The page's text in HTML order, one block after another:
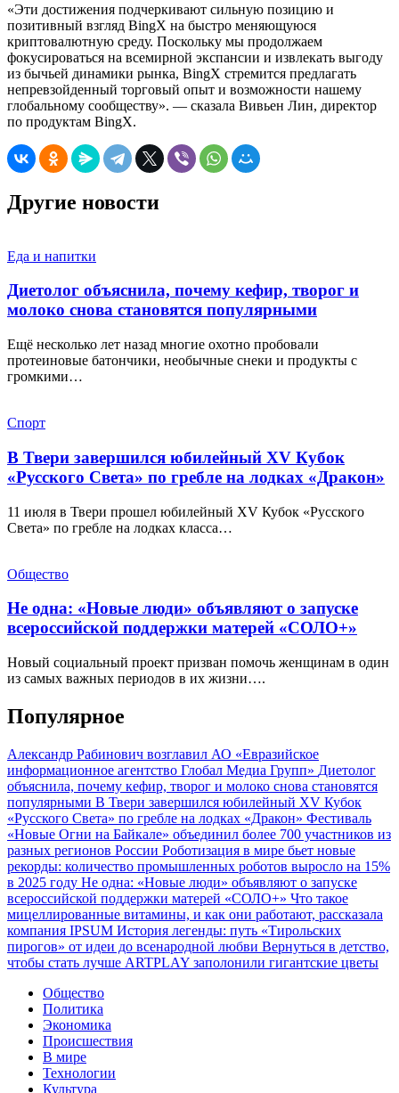
«Эти достижения подчеркивают сильную позицию и
позитивный взгляд BingX на быстро меняющуюся
криптовалютную среду. Поскольку мы продолжаем
фокусироваться на всемирной экспансии и извлекать выгоду
из бычьей динамики рынка, BingX стремится предлагать
непревзойденный торговый опыт и возможности нашему
глобальному сообществу». — сказала Вивьен Лин, директор
по продуктам BingX.
Другие новости
Еда и напитки
Диетолог объяснила, почему кефир, творог и
молоко снова становятся популярными
Ещё несколько лет назад многие охотно пробовали
протеиновые батончики, необычные снеки и продукты с
громкими…
Спорт
В Твери завершился юбилейный XV Кубок
«Русского Света» по гребле на лодках «Дракон»
11 июля в Твери прошел юбилейный XV Кубок «Русского
Света» по гребле на лодках класса…
Общество
Не одна: «Новые люди» объявляют о запуске
всероссийской поддержки матерей «СОЛО+»
Новый социальный проект призван помочь женщинам в один
из самых важных периодов в их жизни….
Популярное
Александр Рабинович возглавил АО «Евразийское
информационное агентство Глобал Медиа Групп» Диетолог
объяснила, почему кефир, творог и молоко снова становятся
популярными В Твери завершился юбилейный XV Кубок
«Русского Света» по гребле на лодках «Дракон» Фестиваль
«Новые Огни на Байкале» объединил более 700 участников из
разных регионов России Роботизация в мире бьет новые
рекорды: количество промышленных роботов выросло на 15%
в 2025 году Не одна: «Новые люди» объявляют о запуске
всероссийской поддержки матерей «СОЛО+» Что такое
мицеллированные витамины, и как они работают, рассказала
компания IPSUM История легенды: путь «Тирольских
пирогов» от идеи до всенародной любви Вернуться в детство,
чтобы стать лучше ARTPLAY заполонили гигантские цветы
Общество
Политика
Экономика
Происшествия
В мире
Технологии
Культура